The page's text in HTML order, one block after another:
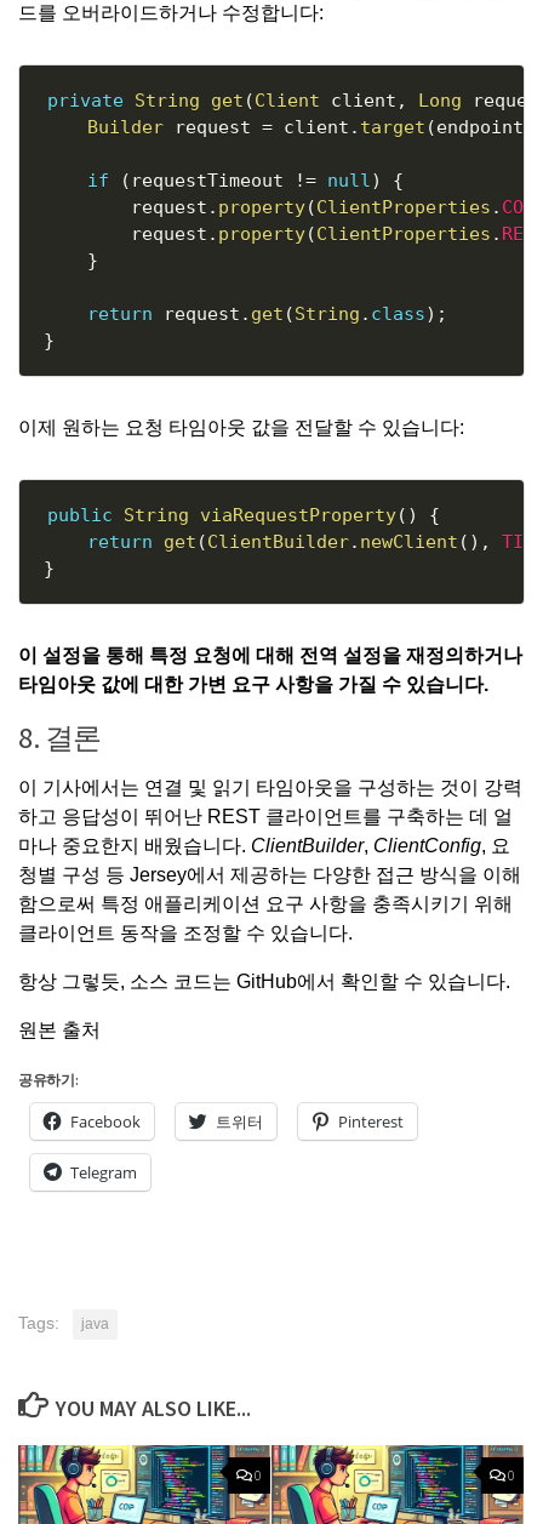
드를 오버라이드하거나 수정합니다:
private String get (Client client , Long
Builder request = client . target (endpoint
if ( requestTimeout != null )
{
        request
. property(ClientProperties .
        request
. property(ClientProperties .
}
return request . get (String . class) ;
}
이제 원하는 요청 타임아웃 값을 전달할 수 있습니다:
public String viaRequestProperty( )
{
return
get (ClientBuilder. newClient ( ) ,
}
이 설정을 통해 특정 요청에 대해 전역 설정을 재정의하거나
타임아웃 값에 대한 가변 요구 사항을 가질 수 있습니다.
8. 결론
이 기사에서는 연결 및 읽기 타임아웃을 구성하는 것이 강력
하고 응답성이 뛰어난 REST 클라이언트를 구축하는 데 얼
마나 중요한지 배웠습니다. ClientBuilder, ClientConfig, 요
청별 구성 등 Jersey에서 제공하는 다양한 접근 방식을 이해
함으로써 특정 애플리케이션 요구 사항을 충족시키기 위해
클라이언트 동작을 조정할 수 있습니다.
항상 그렇듯, 소스 코드는 GitHub에서 확인할 수 있습니다.
원본 출처
공유하기:
Facebook 트위터 Pinterest
Telegram
Tags: java
YOU MAY ALSO LIKE...
0 0